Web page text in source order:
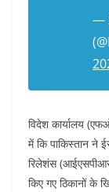
—
विदेश कार्यालय
में कि पाकिस्तान ने
रिलेशंस
किए गए ठिकानों के